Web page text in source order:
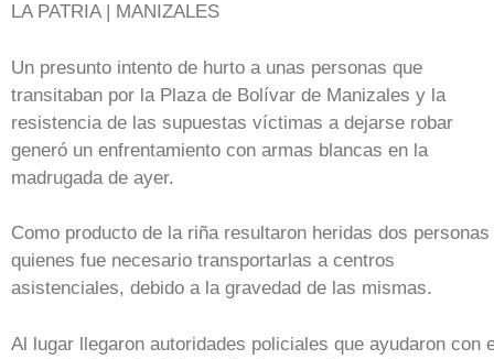
LA PATRIA | MANIZALES
Un presunto intento de hurto a unas personas que
transitaban por la Plaza de Bolívar de Manizales y la
resistencia de las supuestas víctimas a dejarse robar
generó un enfrentamiento con armas blancas en la
madrugada de ayer.
Como producto de la riña resultaron heridas dos personas
quienes fue necesario transportarlas a centros
asistenciales, debido a la gravedad de las mismas.
Al lugar llegaron autoridades policiales que ayudaron con